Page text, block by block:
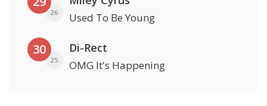
26 Used To Be Young
30
25
Di-Rect
OMG It's Happening